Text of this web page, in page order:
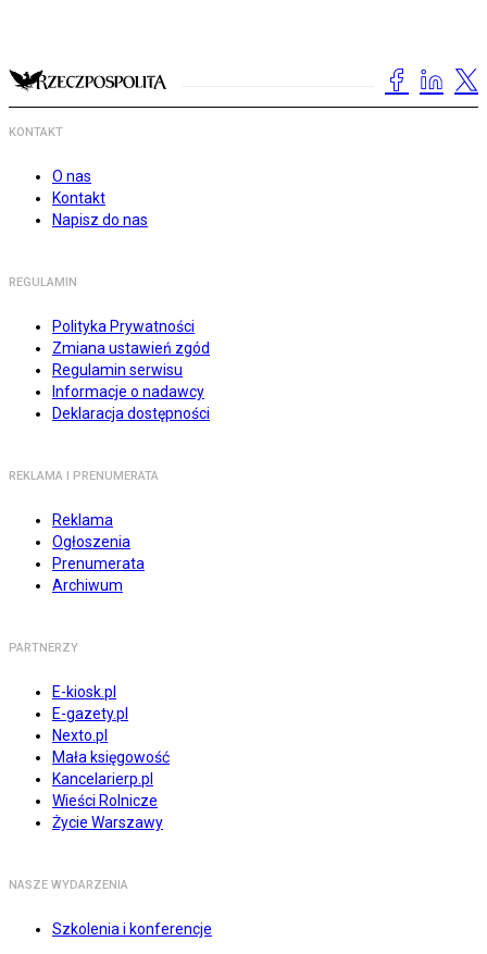
KONTAKT
O nas
Kontakt
Napisz do nas
REGULAMIN
Polityka Prywatności
Zmiana ustawień zgód
Regulamin serwisu
Informacje o nadawcy
Deklaracja dostępności
REKLAMA I PRENUMERATA
Reklama
Ogłoszenia
Prenumerata
Archiwum
PARTNERZY
E-kiosk.pl
E-gazety.pl
Nexto.pl
Mała księgowość
Kancelarierp.pl
Wieści Rolnicze
Życie Warszawy
NASZE WYDARZENIA
Szkolenia i konferencje